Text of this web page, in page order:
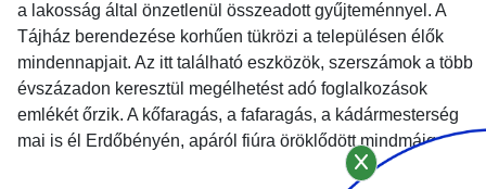
a lakosság által önzetlenül összeadott gyűjteménnyel. A
Tájház berendezése korhűen tükrözi a településen élők
mindennapjait. Az itt található eszközök, szerszámok a több
évszázadon keresztül megélhetést adó foglalkozások
emlékét őrzik. A kőfaragás, a fafaragás, a kádármesterség
mai is él Erdőbényén, apáról fiúra öröklődött mindmáig.